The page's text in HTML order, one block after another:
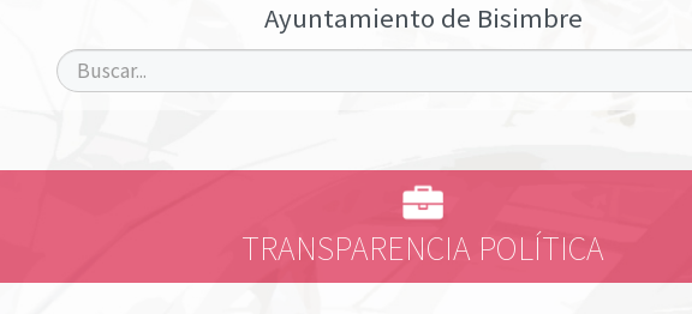
Ayuntamiento de Bisimbre
TRANSPARENCIA POLÍTICA